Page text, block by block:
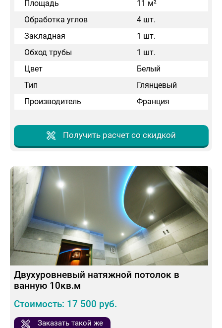
Площадь
11 м²
Обработка углов
4 шт.
Закладная
1 шт.
Обход трубы
1 шт.
Цвет
Белый
Тип
Глянцевый
Производитель
Франция
Получить расчет со скидкой
Двухуровневый натяжной потолок в
ванную 10кв.м
Стоимость: 17 500 руб.
Заказать такой же